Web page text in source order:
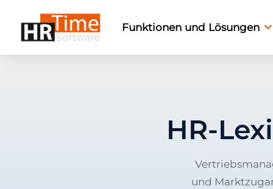
Funktionen und Lösungen
HR-
und